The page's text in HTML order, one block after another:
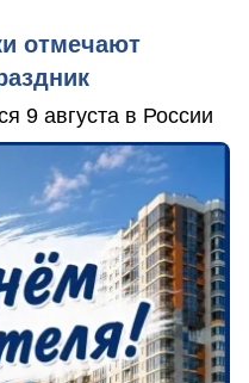
отмечают
9 августа в России